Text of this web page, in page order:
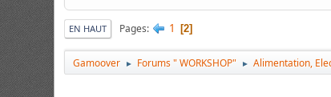
EN HAUT Pages 1 2
Gamoover ► Forums " WORKSHOP" ► Alimentation,